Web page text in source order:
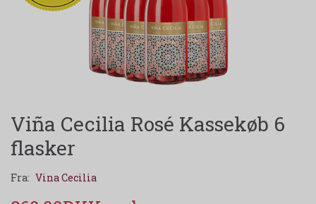
Viña Cecilia Rosé Kassekøb 6
flasker
Fra: Vina Cecilia